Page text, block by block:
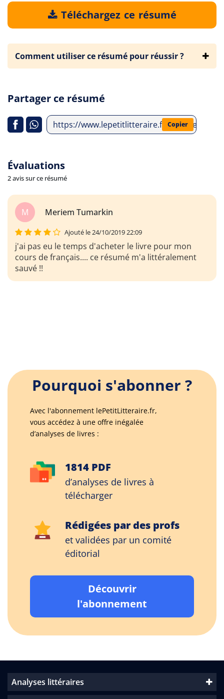
Téléchargez ce résumé
Comment utiliser ce résumé pour réussir ?
Partager ce résumé
https://www.lepetitlitteraire.fr/analyses-
Copier
Évaluations
2 avis sur ce résumé
M Meriem Tumarkin
Ajouté le 24/10/2019 22:09
j'ai pas eu le temps d'acheter le livre pour mon
cours de français.... ce résumé m'a littéralement
sauvé !!
Pourquoi s'abonner ?
Avec l'abonnement lePetitLitteraire.fr,
vous accédez à une offre inégalée
d’analyses de livres :
1814 PDF
d’analyses de livres à
télécharger
Rédigées par des profs
et validées par un comité
éditorial
Découvrir
l'abonnement
Analyses littéraires